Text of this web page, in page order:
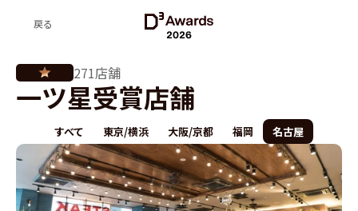
271店舗
一ツ星受賞店舗
すべて 東京/横浜 大阪/京都 福岡 名古屋
2026
戻る